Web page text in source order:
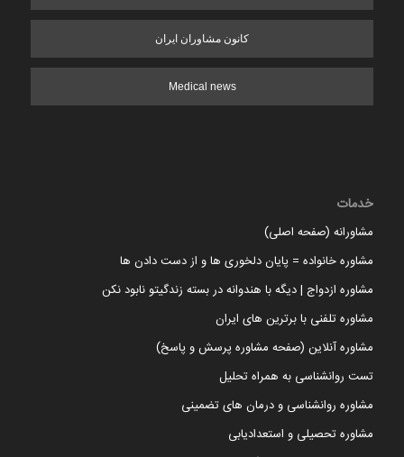
کانون مشاوران ایران
Medical news
خدمات
مشاورانه (صفحه اصلی)
مشاوره خانواده = پایان دلخوری ها و از دست دادن ها
مشاوره ازدواج | دیگه با هندوانه در بسته زندگیتو نابود نکن
مشاوره تلفنی با برترین های ایران
مشاوره آنلاین (صفحه مشاوره پرسش و پاسخ)
تست روانشناسی به همراه تحلیل
مشاوره روانشناسی و درمان های تضمینی
مشاوره تحصیلی و استعدادیابی